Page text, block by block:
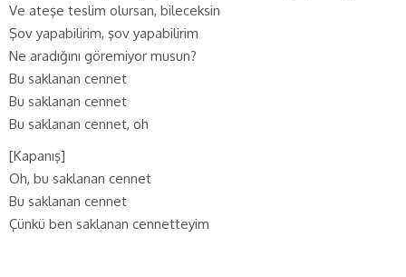
Ve ateşe teslim olursan, bileceksin
Şov yapabilirim, şov yapabilirim
Ne aradığını göremiyor musun?
Bu saklanan cennet
Bu saklanan cennet
Bu saklanan cennet, oh
[Kapanış]
Oh, bu saklanan cennet
Bu saklanan cennet
Çünkü ben saklanan cennetteyim